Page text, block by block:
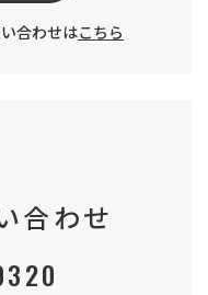
合わせはこちら
合わせ